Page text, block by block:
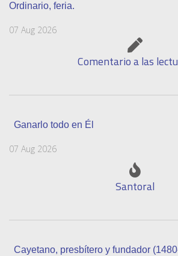
Ordinario, feria.
07 Aug 2026
Comentario a las
Ganarlo todo en Él
07 Aug 2026
Santoral
Cayetano, presbítero y fundador